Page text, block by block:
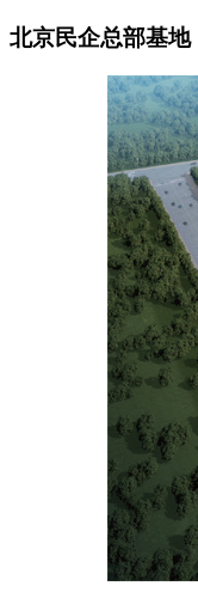
北京民企总部基地